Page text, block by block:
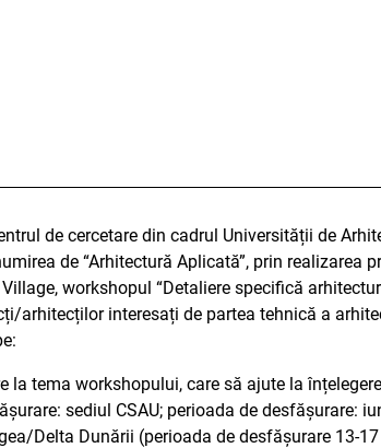
de cercetare din cadrul Universității de
de “Arhitectură Aplicată”, prin realizarea
workshopul “Detaliere specifică
arhitecților interesați de partea tehnică a
la tema workshopului, care să ajute la
sediul CSAU; perioada de desfășurare:
Delta Dunării (perioada de desfășurare 13-